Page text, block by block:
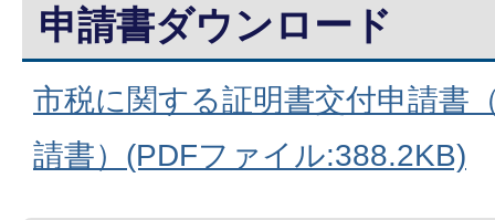
申請書ダウンロード
市税に関する証明書交付申請書
請書）(PDFファイル:388.2KB)